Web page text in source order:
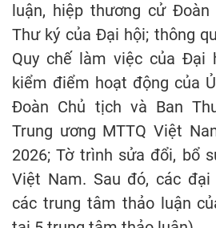
luận, hiệp thương cử
Thư ký của Đại hội; thông
Quy chế làm việc của Đại
kiểm điểm hoạt động của
Đoàn Chủ tịch và Ban
Trung ương MTTQ Việt
2026; Tờ trình sửa đổi, bổ
Việt Nam. Sau đó, các
các trung tâm thảo luận